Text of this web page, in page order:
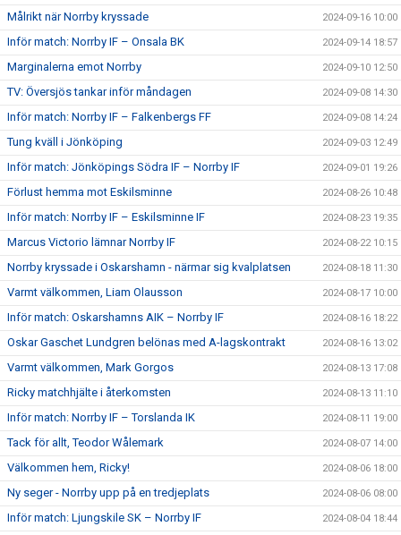
Målrikt när Norrby kryssade 2024-09-16 10:00
Inför match: Norrby IF – Onsala BK 2024-09-14 18:57
Marginalerna emot Norrby 2024-09-10 12:50
TV: Översjös tankar inför måndagen 2024-09-08 14:30
Inför match: Norrby IF – Falkenbergs FF 2024-09-08 14:24
Tung kväll i Jönköping 2024-09-03 12:49
Inför match: Jönköpings Södra IF – Norrby IF 2024-09-01 19:26
Förlust hemma mot Eskilsminne 2024-08-26 10:48
Inför match: Norrby IF – Eskilsminne IF 2024-08-23 19:35
Marcus Victorio lämnar Norrby IF 2024-08-22 10:15
Norrby kryssade i Oskarshamn - närmar sig kvalplatsen 2024-08-18 11:30
Varmt välkommen, Liam Olausson 2024-08-17 10:00
Inför match: Oskarshamns AIK – Norrby IF 2024-08-16 18:22
Oskar Gaschet Lundgren belönas med A-lagskontrakt 2024-08-16 13:02
Varmt välkommen, Mark Gorgos 2024-08-13 17:08
Ricky matchhjälte i återkomsten 2024-08-13 11:10
Inför match: Norrby IF – Torslanda IK 2024-08-11 19:00
Tack för allt, Teodor Wålemark 2024-08-07 14:00
Välkommen hem, Ricky! 2024-08-06 18:00
Ny seger - Norrby upp på en tredjeplats 2024-08-06 08:00
Inför match: Ljungskile SK – Norrby IF 2024-08-04 18:44